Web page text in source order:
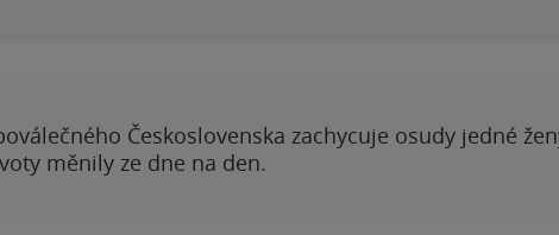
Československa zachycuje osudy jedné
měnily ze dne na den.